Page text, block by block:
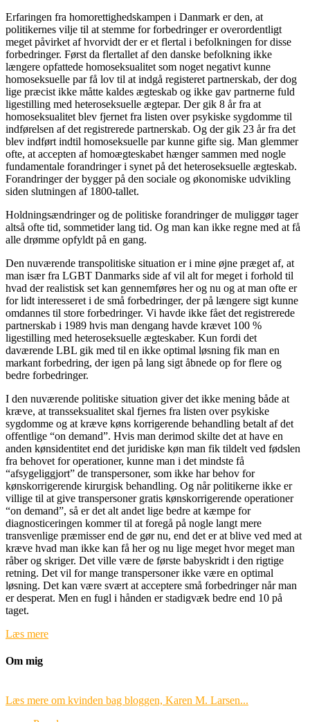
Erfaringen fra homorettighedskampen i Danmark er den, at
politikernes vilje til at stemme for forbedringer er overordentligt
meget påvirket af hvorvidt der er et flertal i befolkningen for disse
forbedringer. Først da flertallet af den danske befolkning ikke
længere opfattede homoseksualitet som noget negativt kunne
homoseksuelle par få lov til at indgå registeret partnerskab, der dog
lige præcist ikke måtte kaldes ægteskab og ikke gav partnerne fuld
ligestilling med heteroseksuelle ægtepar. Der gik 8 år fra at
homoseksualitet blev fjernet fra listen over psykiske sygdomme til
indførelsen af det registrerede partnerskab. Og der gik 23 år fra det
blev indført indtil homoseksuelle par kunne gifte sig. Man glemmer
ofte, at accepten af homoægteskabet hænger sammen med nogle
fundamentale forandringer i synet på det heteroseksuelle ægteskab.
Forandringer der bygger på den sociale og økonomiske udvikling
siden slutningen af 1800-tallet.
Holdningsændringer og de politiske forandringer de muliggør tager
altså ofte tid, sommetider lang tid. Og man kan ikke regne med at få
alle drømme opfyldt på en gang.
Den nuværende transpolitiske situation er i mine øjne præget af, at
man især fra LGBT Danmarks side af vil alt for meget i forhold til
hvad der realistisk set kan gennemføres her og nu og at man ofte er
for lidt interesseret i de små forbedringer, der på længere sigt kunne
omdannes til store forbedringer. Vi havde ikke fået det registrerede
partnerskab i 1989 hvis man dengang havde krævet 100 %
ligestilling med heteroseksuelle ægteskaber. Kun fordi det
daværende LBL gik med til en ikke optimal løsning fik man en
markant forbedring, der igen på lang sigt åbnede op for flere og
bedre forbedringer.
I den nuværende politiske situation giver det ikke mening både at
kræve, at transseksualitet skal fjernes fra listen over psykiske
sygdomme og at kræve køns korrigerende behandling betalt af det
offentlige “on demand”. Hvis man derimod skilte det at have en
anden kønsidentitet end det juridiske køn man fik tildelt ved fødslen
fra behovet for operationer, kunne man i det mindste få
“afsygeliggjort” de transpersoner, som ikke har behov for
kønskorrigerende kirurgisk behandling. Og når politikerne ikke er
villige til at give transpersoner gratis kønskorrigerende operationer
“on demand”, så er det alt andet lige bedre at kæmpe for
diagnosticeringen kommer til at foregå på nogle langt mere
transvenlige præmisser end de gør nu, end det er at blive ved med at
kræve hvad man ikke kan få her og nu lige meget hvor meget man
råber og skriger. Det ville være de første babyskridt i den rigtige
retning. Det vil for mange transpersoner ikke være en optimal
løsning. Det kan være svært at acceptere små forbedringer når man
er desperat. Men en fugl i hånden er stadigvæk bedre end 10 på
taget.
Læs mere
Om mig
Læs mere om kvinden bag bloggen, Karen M. Larsen...